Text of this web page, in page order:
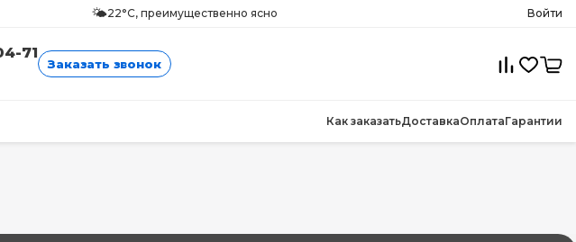
🌤️22°C, преимущественно ясно Войти
71
Заказать звонок
Как заказатьДоставкаОплатаГарантии